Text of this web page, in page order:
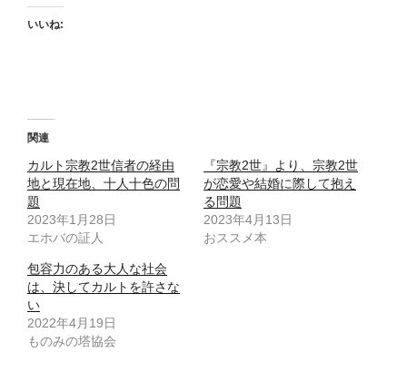
いいね:
関連
カルト宗教2世信者の経由
地と現在地、十人十色の問
題
2023年1月28日
エホバの証人
『宗教2世』より、宗教2世
が恋愛や結婚に際して抱え
る問題
2023年4月13日
おススメ本
包容力のある大人な社会
は、決してカルトを許さな
い
2022年4月19日
ものみの塔協会